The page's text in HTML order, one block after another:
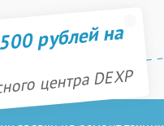
рублей на
центра DEXP